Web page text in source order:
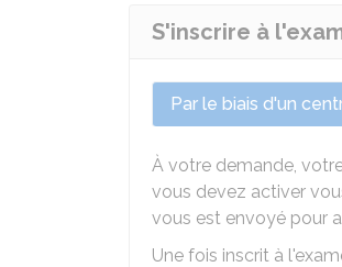
S'inscrire à
Par le biais d'un
À votre demande,
vous devez activer
vous est envoyé pour
Une fois inscrit à